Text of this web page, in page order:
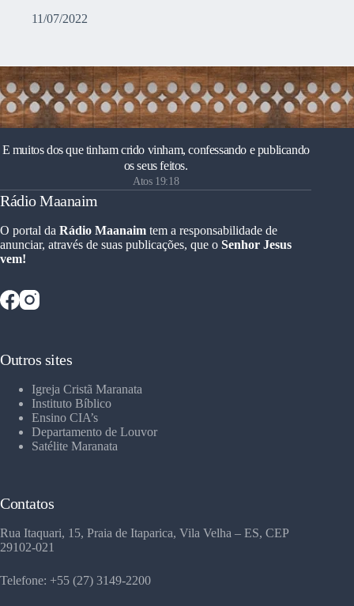
11/07/2022
E muitos dos que tinham crido vinham, confessando e publicando
os seus feitos.
Atos 19:18
Rádio Maanaim
O portal da Rádio Maanaim tem a responsabilidade de
anunciar, através de suas publicações, que o Senhor Jesus
vem!
Outros sites
Igreja Cristã Maranata
Instituto Bíblico
Ensino CIA’s
Departamento de Louvor
Satélite Maranata
Contatos
Rua Itaquari, 15, Praia de Itaparica, Vila Velha – ES, CEP
29102-021
Telefone: +55 (27) 3149-2200